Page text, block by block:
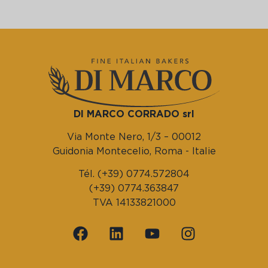
DI MARCO CORRADO srl
Via Monte Nero, 1/3 – 00012
Guidonia Montecelio, Roma - Italie
Tél. (+39) 0774.572804
(+39) 0774.363847
TVA 14133821000